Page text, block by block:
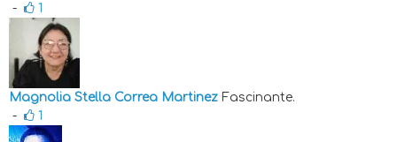
-
1
Magnolia Stella Correa Martinez Fascinante.
-
1